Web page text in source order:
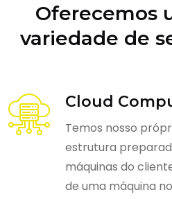
Oferecemos
variedade de
Cloud
Temos nosso
estrutura
máquinas do
de uma máquina